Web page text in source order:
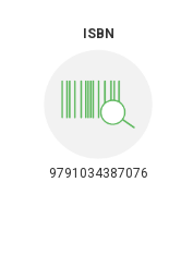
ISBN
9791034387076